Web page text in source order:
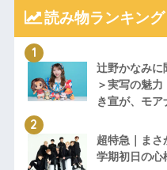
読み物ランキング
辻野かなみに
＞実写の魅
き宣が、モア
超特急｜ま
学期初日の心